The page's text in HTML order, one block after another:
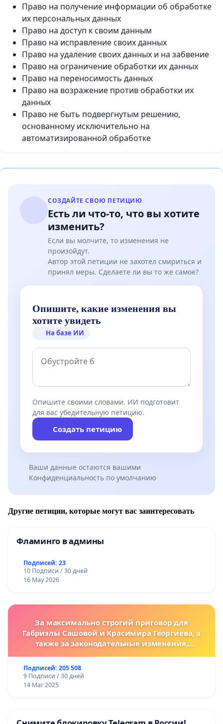
Право на получение информации об обработке
их персональных данных
Право на доступ к своим данным
Право на исправление своих данных
Право на удаление своих данных и на забвение
Право на ограничение обработки их данных
Право на переносимость данных
Право на возражение против обработки их
данных
Право не быть подвергнутым решению,
основанному исключительно на
автоматизированной обработке
СОЗДАЙТЕ СВОЮ ПЕТИЦИЮ
Есть ли что-то, что вы хотите
изменить?
Если вы молчите, то изменения не
произойдут.
Автор этой петиции не захотел смириться и
принял меры. Сделаете ли вы то же самое?
Опишите, какие изменения вы
хотите увидеть
На базе ИИ
Опишите своими словами. ИИ подготовит
для вас убедительную петицию.
Создать петицию
Ваши данные остаются вашими
Конфиденциальность по умолчанию
Другие петиции, которые могут вас заинтересовать
Фламинго в админы
Подписей: 23
10 Подписи / 30 дней
16 May 2026
За максимально строгий приговор для
Габриэлы Сашовой и Красимира Георгиева, а
также за законодательные изменения,
за преступления против животных!
Подписей: 205 508
9 Подписи / 30 дней
14 Mar 2025